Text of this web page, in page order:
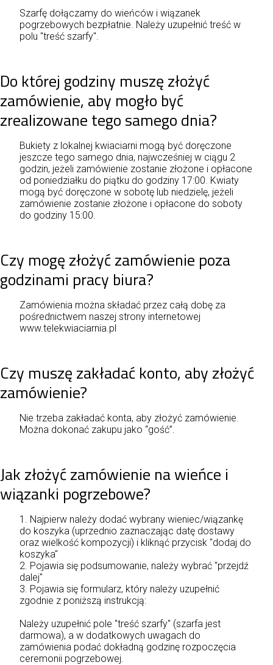
Szarfę dołączamy do wieńców i wiązanek
pogrzebowych bezpłatnie. Należy uzupełnić treść w
polu "treść szarfy".
Do której godziny muszę złożyć
zamówienie, aby mogło być
zrealizowane tego samego dnia?
Bukiety z lokalnej kwiaciarni mogą być doręczone
jeszcze tego samego dnia, najwcześniej w ciągu 2
godzin, jeżeli zamówienie zostanie złożone i opłacone
od poniedziałku do piątku do godziny 17:00. Kwiaty
mogą być doręczone w sobotę lub niedzielę, jeżeli
zamówienie zostanie złożone i opłacone do soboty
do godziny 15:00.
Czy mogę złożyć zamówienie poza
godzinami pracy biura?
Zamówienia można składać przez całą dobę za
pośrednictwem naszej strony internetowej
www.telekwiaciarnia.pl
Czy muszę zakładać konto, aby złożyć
zamówienie?
Nie trzeba zakładać konta, aby złożyć zamówienie.
Można dokonać zakupu jako “gość”.
Jak złożyć zamówienie na wieńce i
wiązanki pogrzebowe?
1. Najpierw należy dodać wybrany wieniec/wiązankę
do koszyka (uprzednio zaznaczając datę dostawy
oraz wielkość kompozycji) i kliknąć przycisk "dodaj do
koszyka"
2. Pojawia się podsumowanie, należy wybrać "przejdź
dalej"
3. Pojawia się formularz, który należy uzupełnić
zgodnie z poniższą instrukcją:
Należy uzupełnić pole "treść szarfy" (szarfa jest
darmowa), a w dodatkowych uwagach do
zamówienia podać dokładną godzinę rozpoczęcia
ceremonii pogrzebowej.